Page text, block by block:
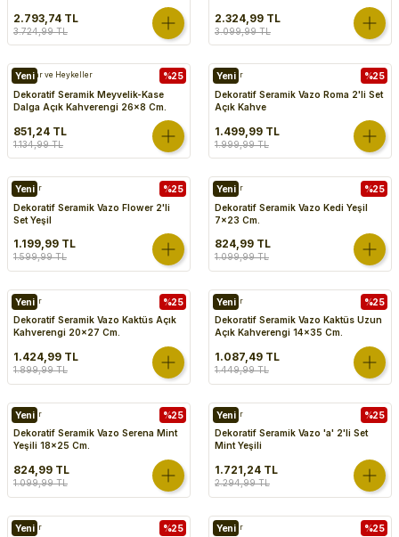
2.793,74 TL
3.724,99 TL
2.324,99 TL
3.099,99 TL
%25
Yeni
Biblolar ve Heykeller
Dekoratif Seramik Meyvelik-Kase
Dalga Açık Kahverengi 26x8 Cm.
851,24 TL
1.134,99 TL
%25
Yeni
Vazolar
Dekoratif Seramik Vazo Roma 2'li Set
Açık Kahve
1.499,99 TL
1.999,99 TL
%25
Yeni
Vazolar
Dekoratif Seramik Vazo Flower 2'li
Set Yeşil
1.199,99 TL
1.599,99 TL
%25
Yeni
Vazolar
Dekoratif Seramik Vazo Kedi Yeşil
7x23 Cm.
824,99 TL
1.099,99 TL
%25
Yeni
Vazolar
Dekoratif Seramik Vazo Kaktüs Açık
Kahverengi 20x27 Cm.
1.424,99 TL
1.899,99 TL
%25
Yeni
Vazolar
Dekoratif Seramik Vazo Kaktüs Uzun
Açık Kahverengi 14x35 Cm.
1.087,49 TL
1.449,99 TL
%25
Yeni
Vazolar
Dekoratif Seramik Vazo Serena Mint
Yeşili 18x25 Cm.
824,99 TL
1.099,99 TL
%25
Yeni
Vazolar
Dekoratif Seramik Vazo 'a' 2'li Set
Mint Yeşili
1.721,24 TL
2.294,99 TL
%25
Yeni
Vazolar %25
Yeni
Vazolar